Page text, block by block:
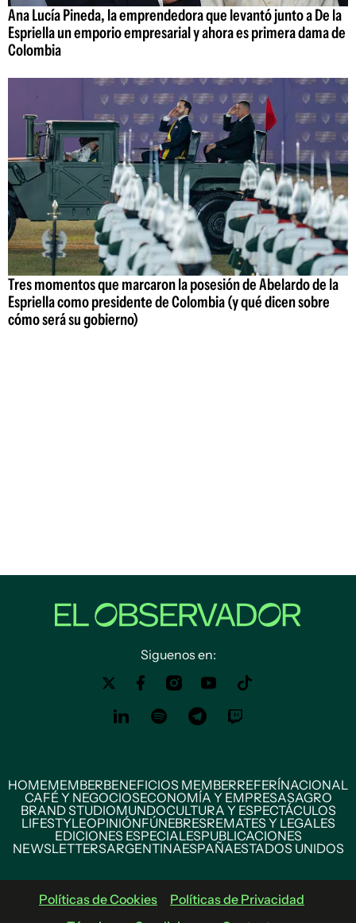
Ana Lucía Pineda, la emprendedora que levantó junto a De la
Espriella un emporio empresarial y ahora es primera dama de
Colombia
Tres momentos que marcaron la posesión de Abelardo de la
Espriella como presidente de Colombia (y qué dicen sobre
cómo será su gobierno)
Siguenos en:
HOMEMEMBERBENEFICIOS MEMBERREFERÍNACIONAL
CAFÉ Y NEGOCIOSECONOMÍA Y EMPRESASAGRO
BRAND STUDIOMUNDOCULTURA Y ESPECTÁCULOS
LIFESTYLEOPINIÓNFÚNEBRESREMATES Y LEGALES
EDICIONES ESPECIALESPUBLICACIONES
NEWSLETTERSARGENTINAESPAÑAESTADOS UNIDOS
Políticas de Cookies
Políticas de Privacidad